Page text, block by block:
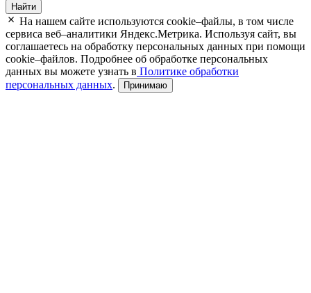
Найти
На нашем сайте используются cookie–файлы, в том числе
сервиса веб–аналитики Яндекс.Метрика. Используя сайт, вы
соглашаетесь на обработку персональных данных при помощи
cookie–файлов. Подробнее об обработке персональных
данных вы можете узнать в Политике обработки
персональных данных. Принимаю